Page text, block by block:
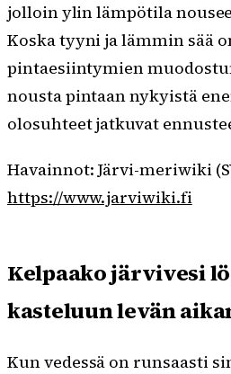
jolloin ylin lämpötila
Koska tyyni ja lämmin sää
pintaesiintymien
nousta pintaan nykyistä
olosuhteet jatkuvat
Havainnot: Järvi-meriwiki
https://www.jarviwiki.fi
Kelpaako järvivesi
kasteluun levän
Kun vedessä on runsaasti